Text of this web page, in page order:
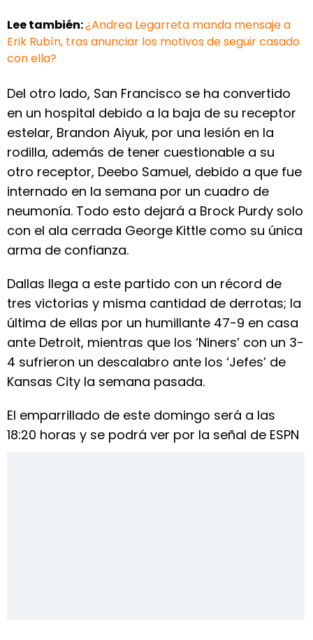
Lee también:¿Andrea Legarreta manda mensaje a
Erik Rubín, tras anunciar los motivos de seguir casado
con ella?
Del otro lado, San Francisco se ha convertido
en un hospital debido a la baja de su receptor
estelar, Brandon Aiyuk, por una lesión en la
rodilla, además de tener cuestionable a su
otro receptor, Deebo Samuel, debido a que fue
internado en la semana por un cuadro de
neumonía. Todo esto dejará a Brock Purdy solo
con el ala cerrada George Kittle como su única
arma de confianza.
Dallas llega a este partido con un récord de
tres victorias y misma cantidad de derrotas; la
última de ellas por un humillante 47-9 en casa
ante Detroit, mientras que los ‘Niners’ con un 3-
4 sufrieron un descalabro ante los ‘Jefes’ de
Kansas City la semana pasada.
El emparrillado de este domingo será a las
18:20 horas y se podrá ver por la señal de ESPN